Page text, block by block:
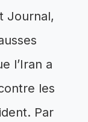
Journal,
l’Iran a
les
Par